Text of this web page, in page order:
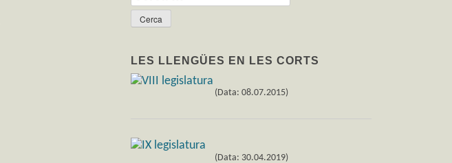
LES LLENGÜES EN LES CORTS
(Data: 08.07.2015)
(Data: 30.04.2019)